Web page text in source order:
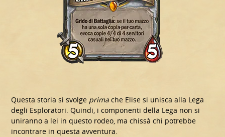
Questa storia si svolge prima che Elise si unisca alla Lega
degli Esploratori. Quindi, i componenti della Lega non si
uniranno a lei in questo rodeo, ma chissà chi potrebbe
incontrare in questa avventura.